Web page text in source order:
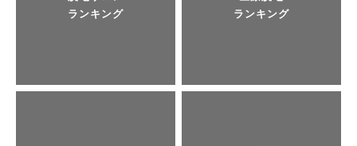
ランキング
ランキング